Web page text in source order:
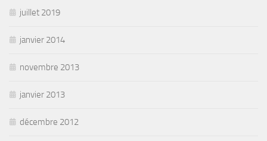
juillet 2019
janvier 2014
novembre 2013
janvier 2013
décembre 2012